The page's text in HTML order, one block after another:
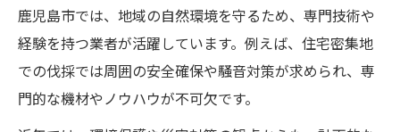
全国林業組合会員名簿と業者選びの関係
地域環境に配慮した持続可能な伐採の実際
伐採が地域環境へ及ぼす影響と配慮点
持続可能な伐採のための林業組合の役割
鹿児島市では、地域の自然環境を守るため、専門技術や
経験を持つ業者が活躍しています。例えば、住宅密集地
での伐採では周囲の安全確保や騒音対策が求められ、専
門的な機材やノウハウが不可欠です。